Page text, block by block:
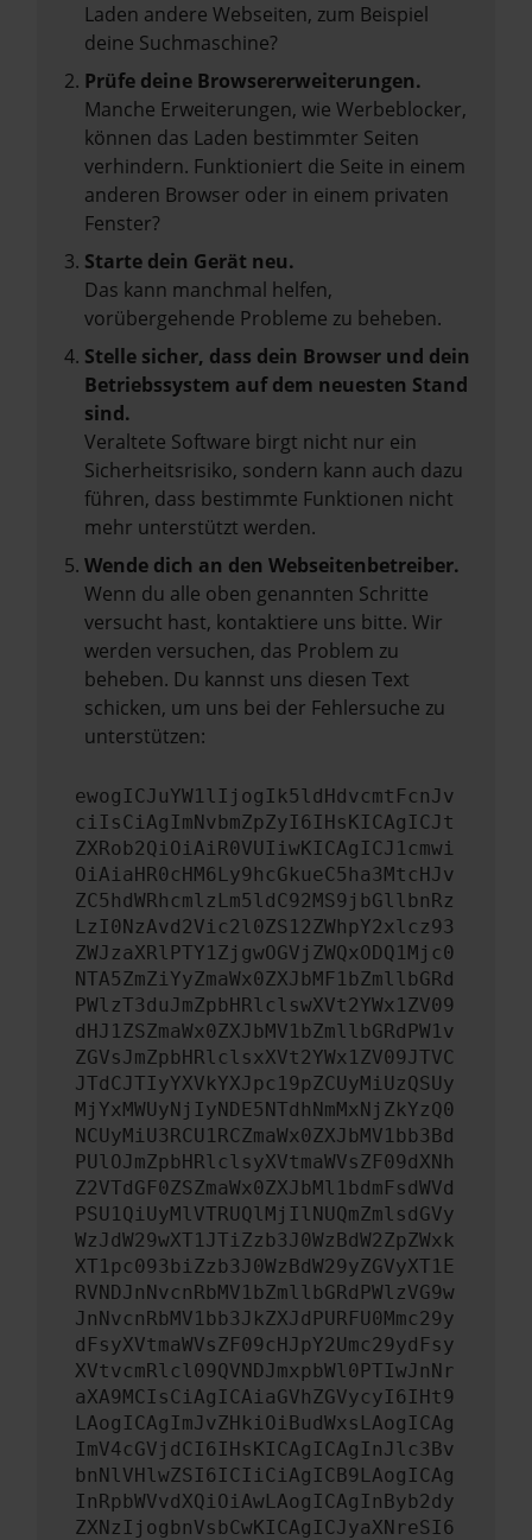
Laden andere Webseiten, zum Beispiel
deine Suchmaschine?
Prüfe deine Browsererweiterungen.
Manche Erweiterungen, wie Werbeblocker,
können das Laden bestimmter Seiten
verhindern. Funktioniert die Seite in einem
anderen Browser oder in einem privaten
Fenster?
Starte dein Gerät neu.
Das kann manchmal helfen,
vorübergehende Probleme zu beheben.
Stelle sicher, dass dein Browser und dein
Betriebssystem auf dem neuesten Stand
sind.
Veraltete Software birgt nicht nur ein
Sicherheitsrisiko, sondern kann auch dazu
führen, dass bestimmte Funktionen nicht
mehr unterstützt werden.
Wende dich an den Webseitenbetreiber.
Wenn du alle oben genannten Schritte
versucht hast, kontaktiere uns bitte. Wir
werden versuchen, das Problem zu
beheben. Du kannst uns diesen Text
schicken, um uns bei der Fehlersuche zu
unterstützen:
ewogICJuYW1lIjogIk5ldHdvcmtFcnJv
ciIsCiAgImNvbmZpZyI6IHsKICAgICJt
ZXRob2QiOiAiR0VUIiwKICAgICJ1cmwi
OiAiaHR0cHM6Ly9hcGkueC5ha3MtcHJv
ZC5hdWRhcmlzLm5ldC92MS9jbGllbnRz
LzI0NzAvd2Vic2l0ZS12ZWhpY2xlcz93
ZWJzaXRlPTY1ZjgwOGVjZWQxODQ1Mjc0
NTA5ZmZiYyZmaWx0ZXJbMF1bZmllbGRd
PWlzT3duJmZpbHRlclswXVt2YWx1ZV09
dHJ1ZSZmaWx0ZXJbMV1bZmllbGRdPW1v
ZGVsJmZpbHRlclsxXVt2YWx1ZV09JTVC
JTdCJTIyYXVkYXJpc19pZCUyMiUzQSUy
MjYxMWUyNjIyNDE5NTdhNmMxNjZkYzQ0
NCUyMiU3RCU1RCZmaWx0ZXJbMV1bb3Bd
PUlOJmZpbHRlclsyXVtmaWVsZF09dXNh
Z2VTdGF0ZSZmaWx0ZXJbMl1bdmFsdWVd
PSU1QiUyMlVTRUQlMjIlNUQmZmlsdGVy
WzJdW29wXT1JTiZzb3J0WzBdW2ZpZWxk
XT1pc093biZzb3J0WzBdW29yZGVyXT1E
RVNDJnNvcnRbMV1bZmllbGRdPWlzVG9w
JnNvcnRbMV1bb3JkZXJdPURFU0Mmc29y
dFsyXVtmaWVsZF09cHJpY2Umc29ydFsy
XVtvcmRlcl09QVNDJmxpbWl0PTIwJnNr
aXA9MCIsCiAgICAiaGVhZGVycyI6IHt9
LAogICAgImJvZHkiOiBudWxsLAogICAg
ImV4cGVjdCI6IHsKICAgICAgInJlc3Bv
bnNlVHlwZSI6ICIiCiAgICB9LAogICAg
InRpbWVvdXQiOiAwLAogICAgInByb2dy
ZXNzIjogbnVsbCwKICAgICJyaXNreSI6